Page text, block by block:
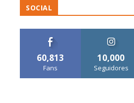
SOCIAL
60,813
Fans
10,000
Seguidores